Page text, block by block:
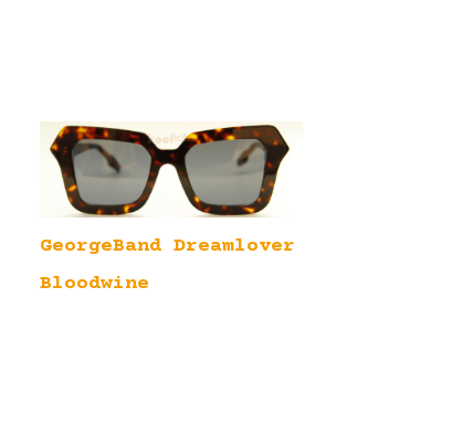
GeorgeBand Dreamlover
Bloodwine